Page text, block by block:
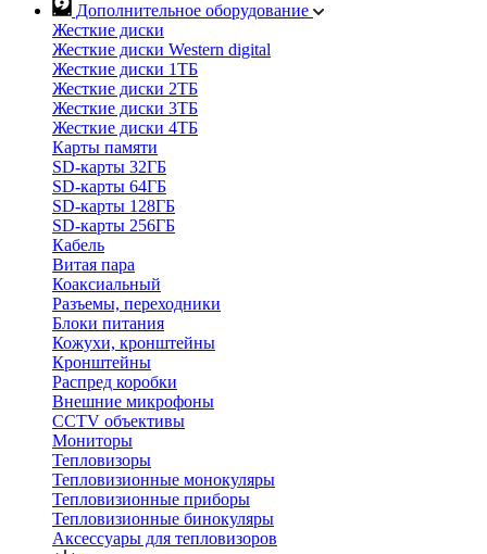
Дополнительное оборудование
Жесткие диски
Жесткие диски Western digital
Жесткие диски 1ТБ
Жесткие диски 2ТБ
Жесткие диски 3ТБ
Жесткие диски 4ТБ
Карты памяти
SD-карты 32ГБ
SD-карты 64ГБ
SD-карты 128ГБ
SD-карты 256ГБ
Кабель
Витая пара
Коаксиальный
Разъемы, переходники
Блоки питания
Кожухи, кронштейны
Кронштейны
Распред коробки
Внешние микрофоны
CCTV объективы
Мониторы
Тепловизоры
Тепловизионные монокуляры
Тепловизионные приборы
Тепловизионные бинокуляры
Аксессуары для тепловизоров